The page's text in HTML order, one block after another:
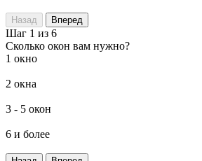
Назад Вперед
Шаг 1 из 6
Сколько окон вам нужно?
1 окно
2 окна
3 - 5 окон
6 и более